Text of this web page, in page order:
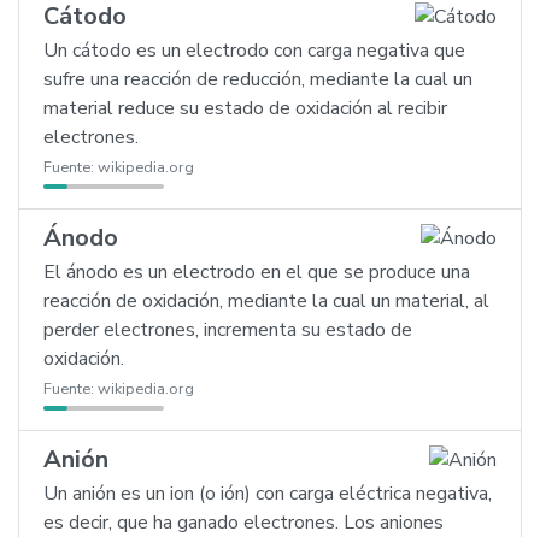
Cátodo
Un cátodo es un electrodo con carga negativa que
sufre una reacción de reducción, mediante la cual un
material reduce su estado de oxidación al recibir
electrones.
Fuente: wikipedia.org
Ánodo
El ánodo es un electrodo en el que se produce una
reacción de oxidación, mediante la cual un material, al
perder electrones, incrementa su estado de
oxidación.
Fuente: wikipedia.org
Anión
Un anión es un ion (o ión) con carga eléctrica negativa,
es decir, que ha ganado electrones. Los aniones